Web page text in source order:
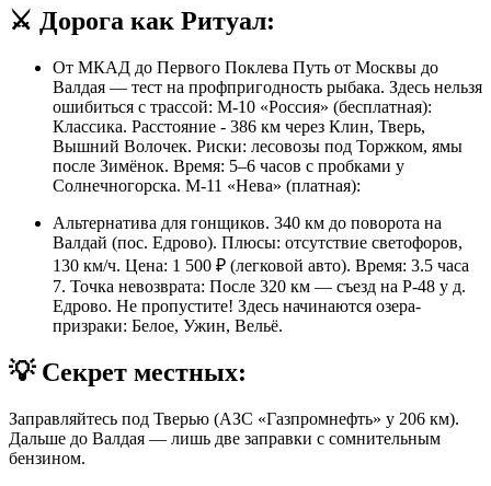
⚔️ Дорога как Ритуал:
От МКАД до Первого Поклева Путь от Москвы до
Валдая — тест на профпригодность рыбака. Здесь нельзя
ошибиться с трассой: М-10 «Россия» (бесплатная):
Классика. Расстояние - 386 км через Клин, Тверь,
Вышний Волочек. Риски: лесовозы под Торжком, ямы
после Зимёнок. Время: 5–6 часов с пробками у
Солнечногорска. М-11 «Нева» (платная):
Альтернатива для гонщиков. 340 км до поворота на
Валдай (пос. Едрово). Плюсы: отсутствие светофоров,
130 км/ч. Цена: 1 500 ₽ (легковой авто). Время: 3.5 часа
7. Точка невозврата: После 320 км — съезд на Р-48 у д.
Едрово. Не пропустите! Здесь начинаются озера-
призраки: Белое, Ужин, Вельё.
💡 Секрет местных:
Заправляйтесь под Тверью (АЗС «Газпромнефть» у 206 км).
Дальше до Валдая — лишь две заправки с сомнительным
бензином.